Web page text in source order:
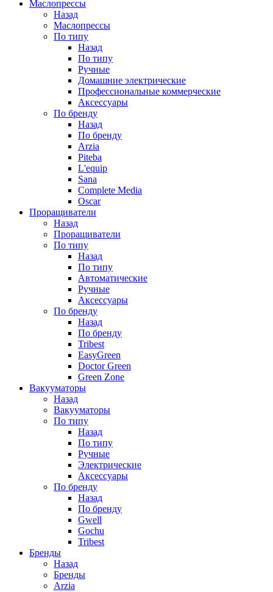
Маслопрессы
Назад
Маслопрессы
По типу
Назад
По типу
Ручные
Домашние электрические
Профессиональные коммерческие
Аксессуары
По бренду
Назад
По бренду
Arzia
Piteba
L'equip
Sana
Complete Media
Oscar
Проращиватели
Назад
Проращиватели
По типу
Назад
По типу
Автоматические
Ручные
Аксессуары
По бренду
Назад
По бренду
Tribest
EasyGreen
Doctor Green
Green Zone
Вакууматоры
Назад
Вакууматоры
По типу
Назад
По типу
Ручные
Электрические
Аксессуары
По бренду
Назад
По бренду
Gwell
Gochu
Tribest
Бренды
Назад
Бренды
Arzia